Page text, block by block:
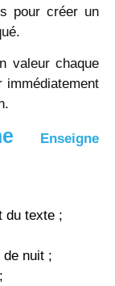
pour créer un
valeur chaque
immédiatement
Enseigne
du texte ;
nuit ;